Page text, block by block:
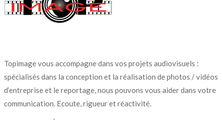
Topimage vous accompagne dans vos projets audiovisuels :
spécialisés dans la conception et la réalisation de photos / vidéos
d’entreprise et le reportage, nous pouvons vous aider dans votre
communication. Ecoute, rigueur et réactivité.
.